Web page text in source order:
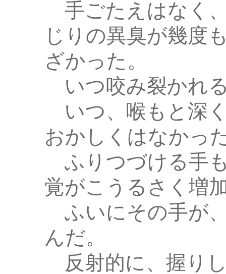
手ごたえはなく
じりの異臭が幾度
ざかった。
いつ咬み裂かれ
いつ、喉もと深
おかしくはなかっ
ふりつづける手
覚がこうるさく増
ふいにその手が
んだ。
反射的に、握り